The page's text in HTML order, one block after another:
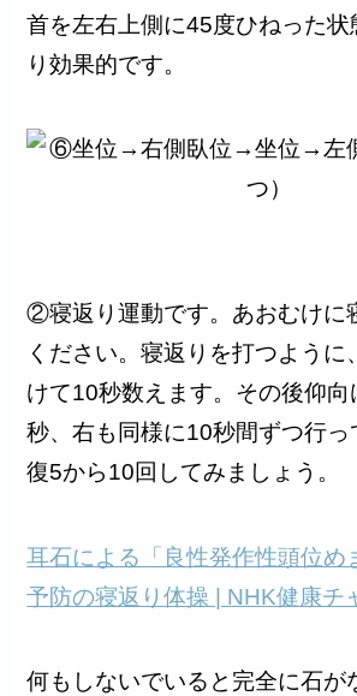
首を左右上側に45度ひねった状
り効果的です。
②寝返り運動です。あおむけに
ください。寝返りを打つように
けて10秒数えます。その後仰
秒、右も同様に10秒間ずつ行っ
復5から10回してみましょう。
耳石による「良性発作性頭位め
予防の寝返り体操 | NHK健康チ
何もしないでいると完全に石が